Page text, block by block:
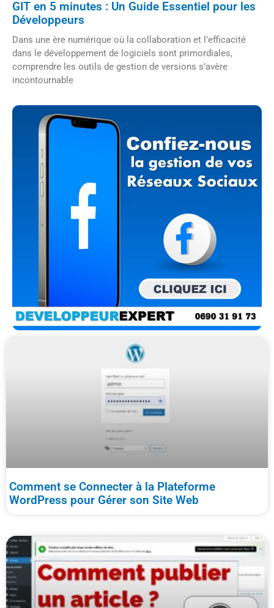
GIT en 5 minutes : Un Guide Essentiel pour les
Développeurs
Dans une ère numérique où la collaboration et l’efficacité
dans le développement de logiciels sont primordiales,
comprendre les outils de gestion de versions s’avère
incontournable
Comment se Connecter à la Plateforme
WordPress pour Gérer son Site Web